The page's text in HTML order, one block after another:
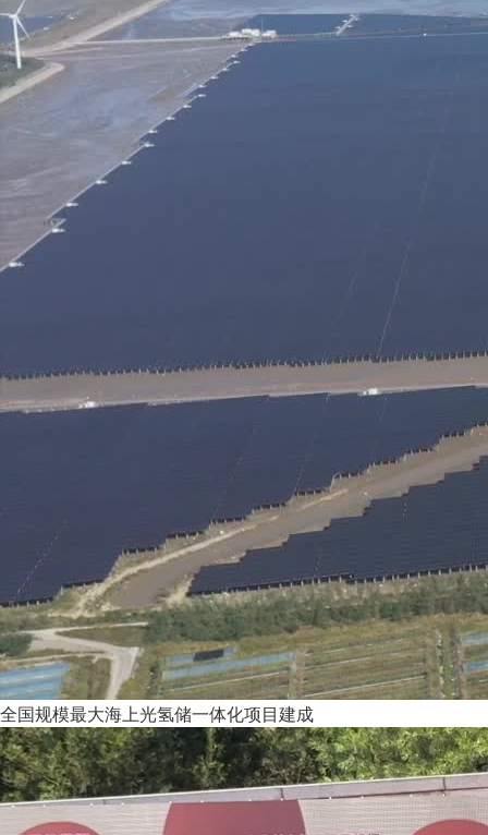
全国规模最大海上光氢储一体化项目建成